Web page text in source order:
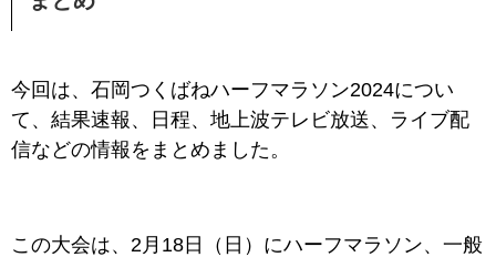
今回は、石岡つくばねハーフマラソン2024につい
て、結果速報、日程、地上波テレビ放送、ライブ配
信などの情報をまとめました。
この大会は、2月18日（日）にハーフマラソン、 一般